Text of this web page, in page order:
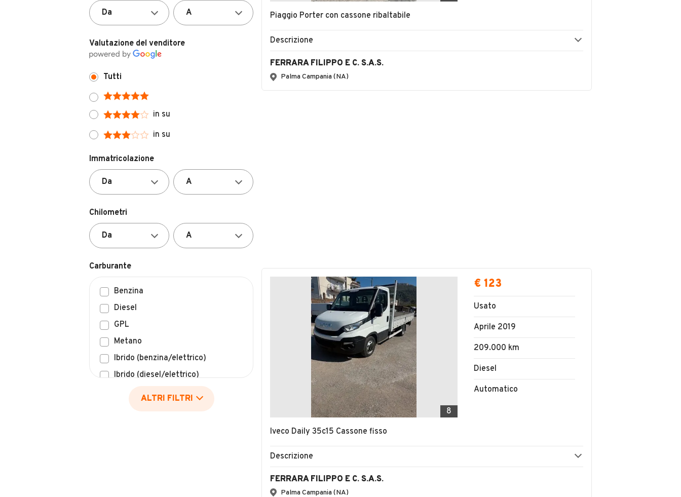
Valutazione del venditore
Tutti
in su
in su
Immatricolazione
Chilometri
Carburante
Benzina
Diesel
GPL
Metano
Ibrido (benzina/elettrico)
Ibrido (diesel/elettrico)
Elettrico
Idrogeno
ALTRI FILTRI
Piaggio Porter con cassone ribaltabile
Descrizione
FERRARA FILIPPO E C. S.A.S.
Palma Campania (NA)
8
Iveco Daily 35c15 Cassone fisso
€ 123
Usato
Aprile 2019
209.000 km
Diesel
Automatico
Descrizione
FERRARA FILIPPO E C. S.A.S.
Palma Campania (NA)